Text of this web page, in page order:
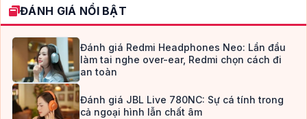
ĐÁNH GIÁ NỔI BẬT
Đánh giá Redmi Headphones Neo: Lần đầu
làm tai nghe over-ear, Redmi chọn cách đi
an toàn
Đánh giá JBL Live 780NC: Sự cá tính trong
cả ngoại hình lẫn chất âm